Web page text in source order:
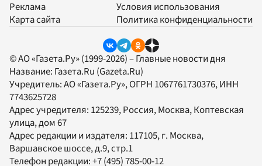
Реклама
Карта сайта
Условия использования
Политика конфиденциальности
© АО «Газета.Ру» (1999-2026) – Главные новости дня
Название: Газета.Ru (Gazeta.Ru)
Учредитель:АО «Газета.Ру», ОГРН 1067761730376, ИНН
7743625728
Адрес учредителя: 125239, Россия, Москва, Коптевская
улица, дом 67
Адрес редакции и издателя: 117105, г. Москва,
Варшавское шоссе, д.9, стр.1
Телефон редакции:+7 (495) 785-00-12